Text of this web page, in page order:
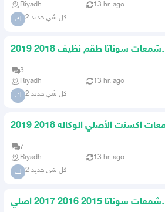
Riyadh 13 hr. ago
ك كل شي جديد 2
شمعات سوناتا طقم نظيف 2018 2019
3
Riyadh
13 hr. ago
ك كل شي جديد 2
شمعات اكسنت الأصلي الوكاله 2018 2019
7
Riyadh
13 hr. ago
ك كل شي جديد 2
شمعات سوناتا 2015 2016 2017 اصلي